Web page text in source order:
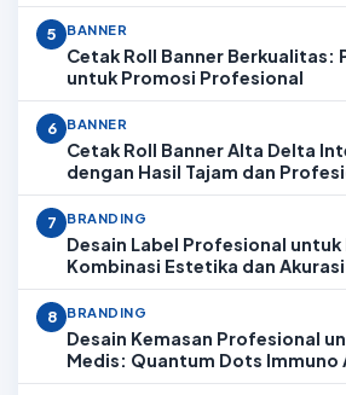
5 BANNER
Cetak Roll Banner Berkualitas:
untuk Promosi Profesional
6 BANNER
Cetak Roll Banner Alta Delta
dengan Hasil Tajam dan
7 BRANDING
Desain Label Profesional
Kombinasi Estetika dan Akurasi
8 BRANDING
Desain Kemasan Profesional
Medis: Quantum Dots Immuno